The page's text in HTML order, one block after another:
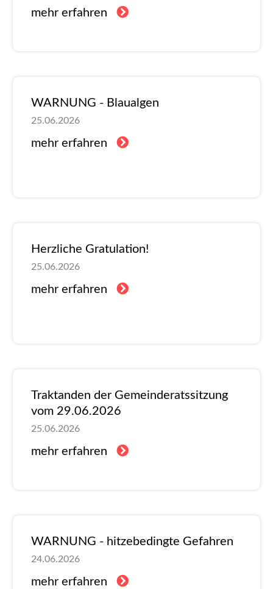
mehr erfahren
WARNUNG - Blaualgen
25.06.2026
mehr erfahren
Herzliche Gratulation!
25.06.2026
mehr erfahren
Traktanden der Gemeinderatssitzung
vom 29.06.2026
25.06.2026
mehr erfahren
WARNUNG - hitzebedingte Gefahren
24.06.2026
mehr erfahren